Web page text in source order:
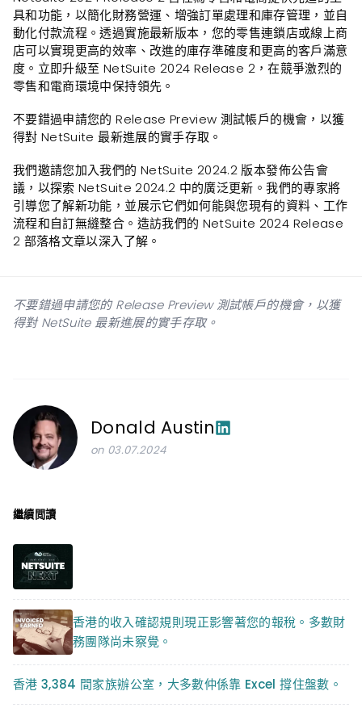
具和功能，以簡化財務營運、增強訂單處理和庫存管理，並自
動化付款流程。透過實施最新版本，您的零售連鎖店或線上商
店可以實現更高的效率、改進的庫存準確度和更高的客戶滿意
度。立即升級至 NetSuite 2024 Release 2，在競爭激烈的
零售和電商環境中保持領先。
不要錯過申請您的 Release Preview 測試帳戶的機會，以獲
得對 NetSuite 最新進展的實手存取。
我們邀請您加入我們的 NetSuite 2024.2 版本發佈公告會
議，以探索 NetSuite 2024.2 中的廣泛更新。我們的專家將
引導您了解新功能，並展示它們如何能與您現有的資料、工作
流程和自訂無縫整合。造訪我們的 NetSuite 2024 Release
2 部落格文章以深入了解。
不要錯過申請您的 Release Preview 測試帳戶的機會，以獲
得對 NetSuite 最新進展的實手存取。
Donald Austin
on 03.07.2024
繼續閲讀
香港的收入確認規則現正影響著您的報稅。多數財
務團隊尚未察覺。
香港 3,384 間家族辦公室，大多數仲係靠 Excel 撐住盤數。